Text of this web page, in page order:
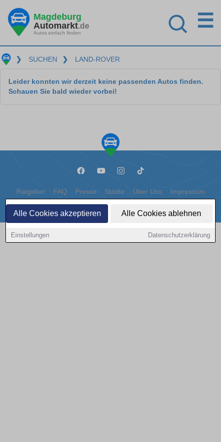
Alle Cookies akzeptieren Alle Cookies ablehnen
Einstellungen Datenschutzerklärung
Magdeburg
Automarkt.de
Autos einfach finden
☰
❯ SUCHEN ❯ LAND-ROVER
Leider konnten wir derzeit keine passenden Autos finden.
Schauen Sie bald wieder vorbei!
Ratgeber FAQ Presse Städte Über Uns Impressum
Datenschutz Cookies
Copyright © 2000 - 2026 | 1A Infosysteme GmbH | Content by: 1a-sites-autos